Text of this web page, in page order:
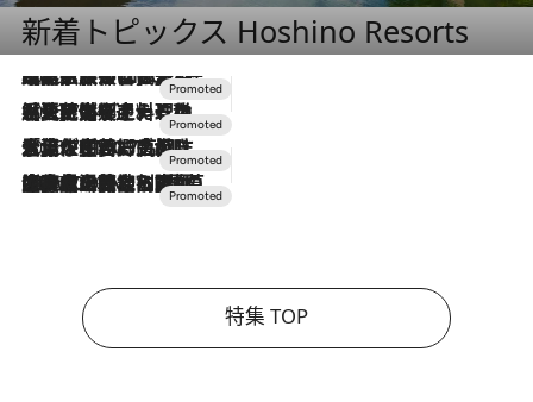
新着トピックス Hoshino Resorts
2026.7.31
【ホテル帰省】という選択肢をOMOが提案。家族とほどよい距離を保つには「昼は実家、夜は気兼ねなくホテルで！」
2026.7.24
【夏限定ディナーコース】旬を迎える稚鮎や花ズッキーニなどをイタリア・トスカーナの郷土料理の手法で満喫！
2026.7.17
「土佐和ハーブかき氷」がOMO7高知に登場！生姜、山椒、大葉など目にも舌にも涼を呼ぶ郷土の味
2026.7.10
NEW OPEN！【界 草津】名湯の地に誕生。趣の異なる2種の温泉と上州ならではの会席・蕎麦割烹など美食を味わう究極の癒やし旅
特集 TOP